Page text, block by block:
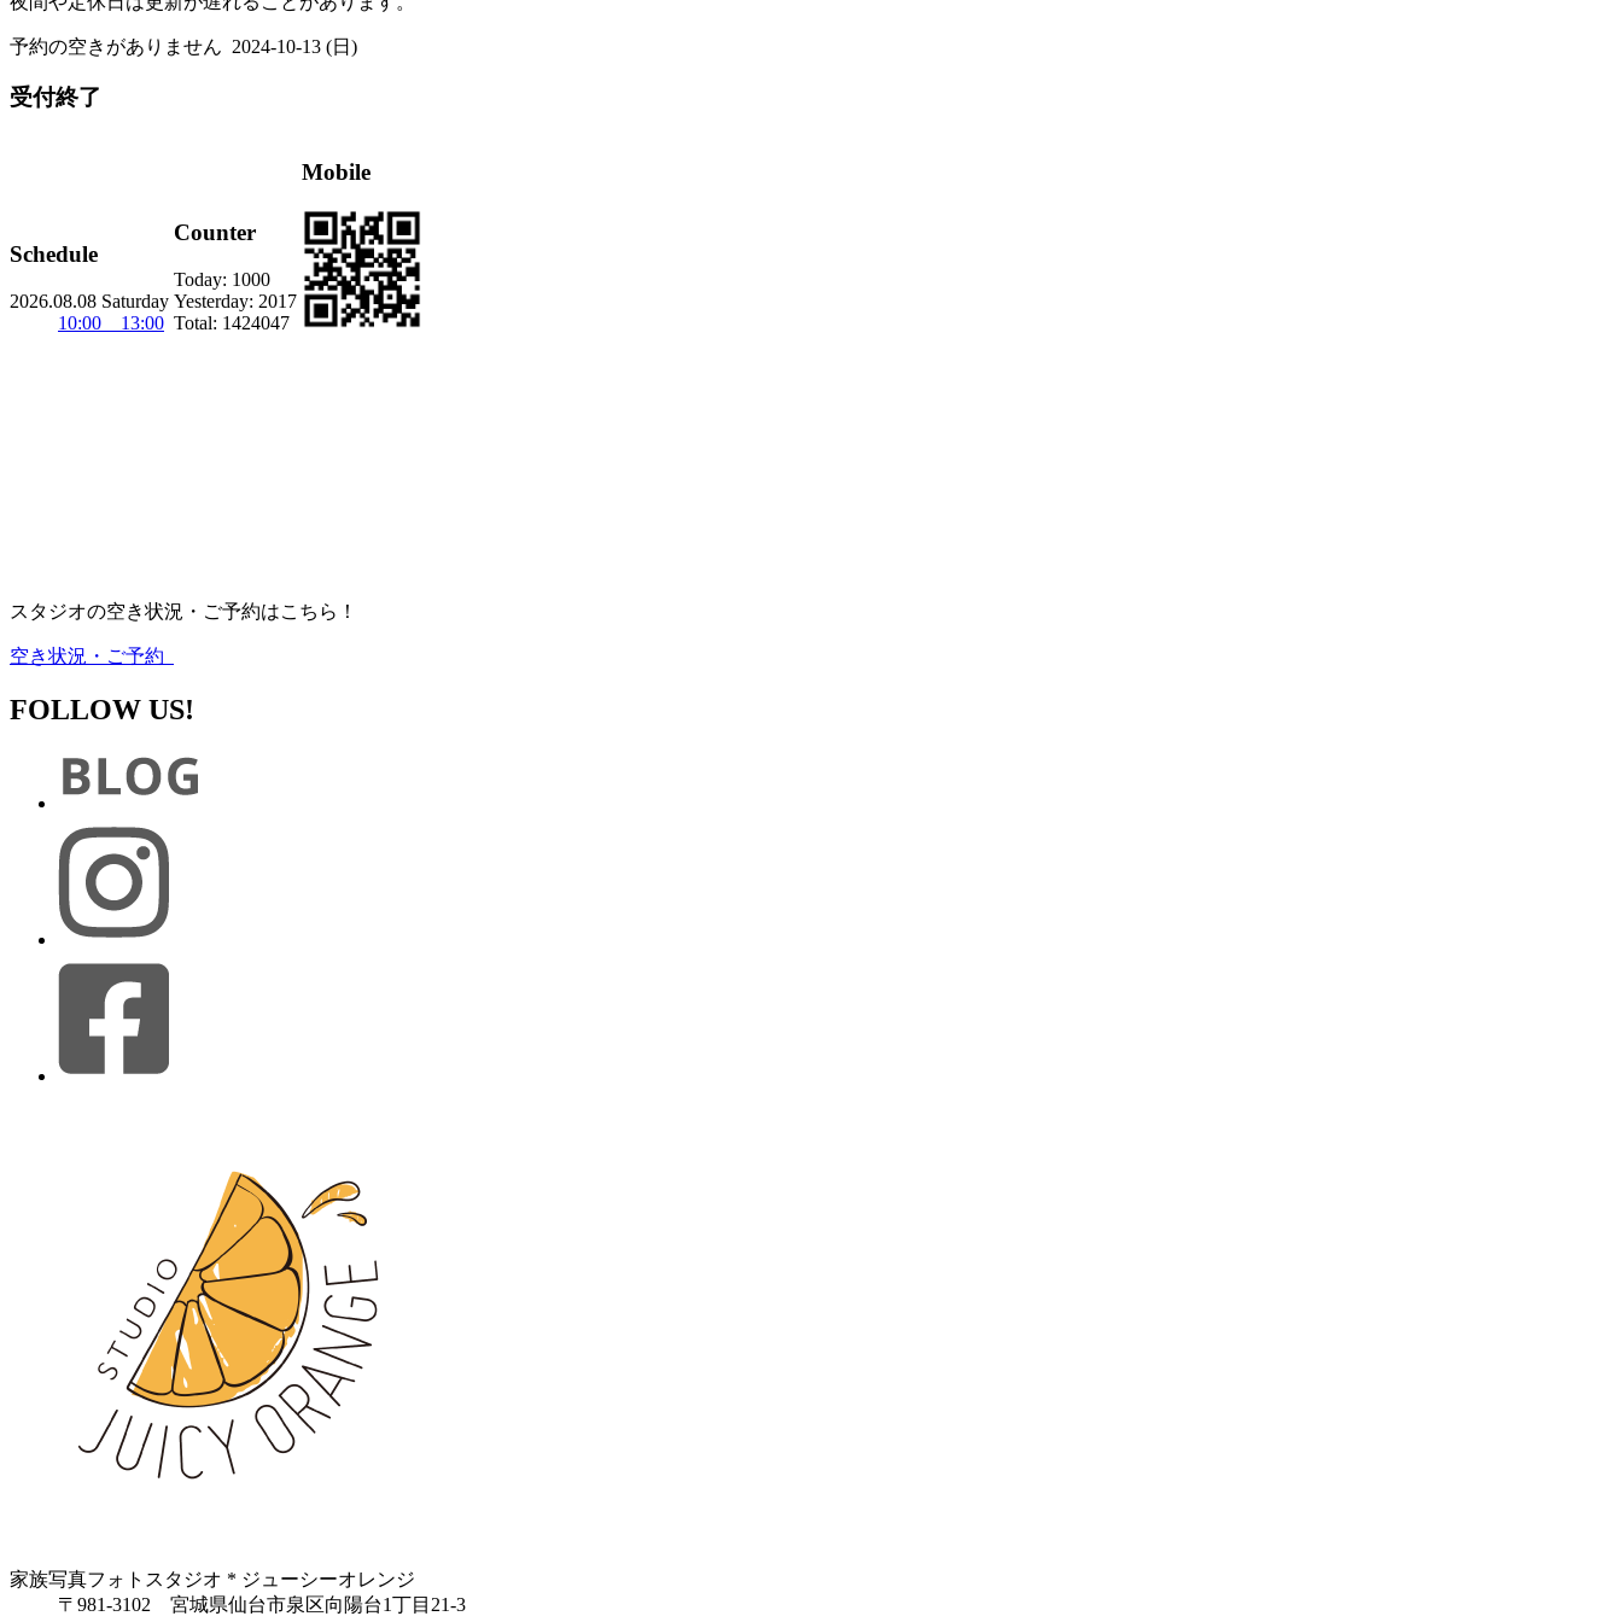
予約の空きがありません 2024-10-13 (日)
受付終了
Schedule
2026.08.08 Saturday
10:00 13:00
Counter
Today: 1000
Yesterday: 2017
Total: 1424047
Mobile
スタジオの空き状況・ご予約はこちら！
空き状況・ご予約
FOLLOW US!
家族写真フォトスタジオ * ジューシーオレンジ
〒981-3102 宮城県仙台市泉区向陽台1丁目21-3